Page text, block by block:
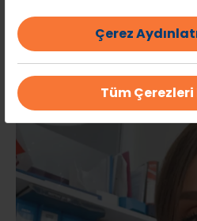
Çerez
Tüm Çerezleri